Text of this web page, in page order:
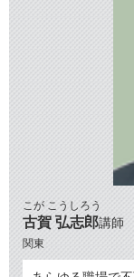
こが こうしろう
古賀 弘志郎講師
関東